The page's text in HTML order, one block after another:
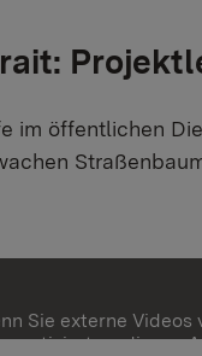
im öffentlichen
Sie externe
an diesen